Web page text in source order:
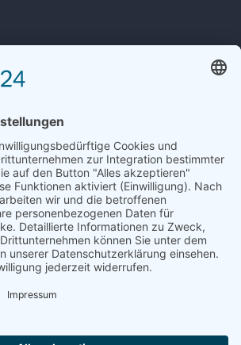
einfach bei ...
dich – Dein Tennisverein